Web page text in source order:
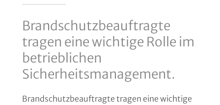
Brandschutzbeauftragte
tragen eine wichtige Rolle im
betrieblichen
Sicherheitsmanagement.
Brandschutzbeauftragte tragen eine wichtige